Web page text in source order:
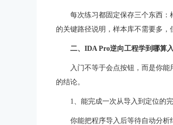
每次练习都固定保存三个东西
的关键路径说明，样本库不需要多，
二、IDA Pro逆向工程学到哪算
入门不等于会点按钮，而是你
的结论。
1、能完成一次从导入到定位的
你能把程序导入后等待自动分